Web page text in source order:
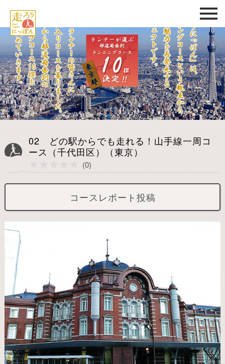
02 どの駅からでも走れる！山手線一周コ
ース（千代田区）（東京）
(0)
コースレポート投稿